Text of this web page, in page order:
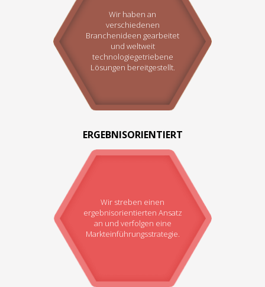
Wir haben an
verschiedenen
Branchenideen gearbeitet
und weltweit
technologiegetriebene
Lösungen bereitgestellt.
ERGEBNISORIENTIERT
Wir streben einen
ergebnisorientierten Ansatz
an und verfolgen eine
Markteinführungsstrategie.